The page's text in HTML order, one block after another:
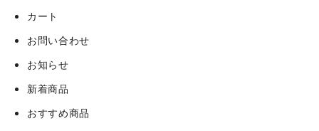
カート
お問い合わせ
お知らせ
新着商品
おすすめ商品